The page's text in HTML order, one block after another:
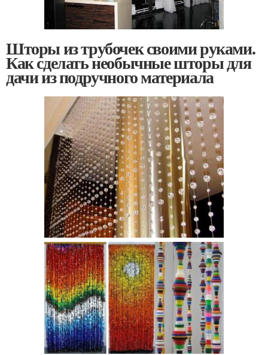
Шторы из трубочек своими руками.
Как сделать необычные шторы для
дачи из подручного материала